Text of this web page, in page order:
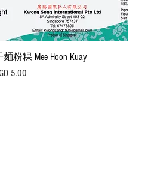
快速瀏覽
麺粉粿 Mee Hoon Kuay
格5.00